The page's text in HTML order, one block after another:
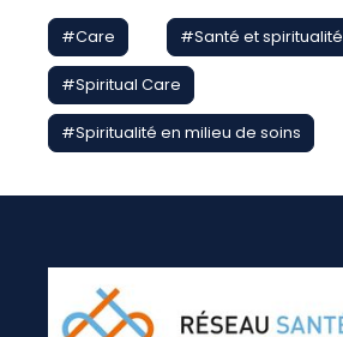
#Care #Santé et spiritualité
#Spiritual Care
#Spiritualité en milieu de soins